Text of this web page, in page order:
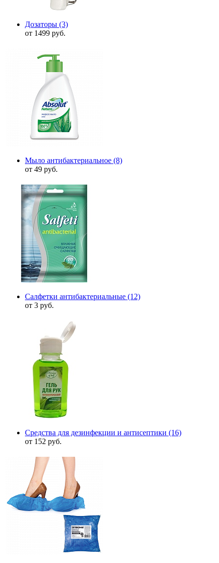
Дозаторы (3)
от 1499 руб.
Мыло антибактериальное (8)
от 49 руб.
Салфетки антибактериальные (12)
от 3 руб.
Средства для дезинфекции и антисептики (16)
от 152 руб.